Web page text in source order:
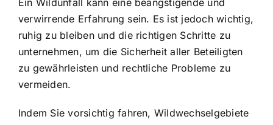
Ein Wildunfall kann eine beängstigende und
verwirrende Erfahrung sein. Es ist jedoch wichtig,
ruhig zu bleiben und die richtigen Schritte zu
unternehmen, um die Sicherheit aller Beteiligten
zu gewährleisten und rechtliche Probleme zu
vermeiden.
Indem Sie vorsichtig fahren, Wildwechselgebiete